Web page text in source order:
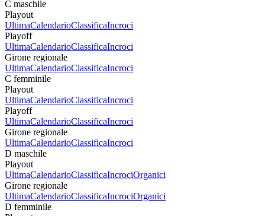
C maschile
Playout
UltimaCalendarioClassificaIncroci
Playoff
UltimaCalendarioClassificaIncroci
Girone regionale
UltimaCalendarioClassificaIncroci
C femminile
Playout
UltimaCalendarioClassificaIncroci
Playoff
UltimaCalendarioClassificaIncroci
Girone regionale
UltimaCalendarioClassificaIncroci
D maschile
Playout
UltimaCalendarioClassificaIncrociOrganici
Girone regionale
UltimaCalendarioClassificaIncrociOrganici
D femminile